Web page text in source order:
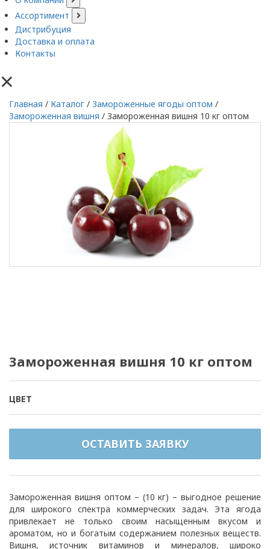
Ассортимент
Дистрибуция
Доставка и оплата
Контакты
×
Главная / Каталог / Замороженные ягоды оптом /
Замороженная вишня / Замороженная вишня 10 кг оптом
Замороженная вишня 10 кг оптом
ЦВЕТ
ОСТАВИТЬ ЗАЯВКУ
Замороженная вишня оптом – (10 кг) – выгодное решение
для широкого спектра коммерческих задач. Эта ягода
привлекает не только своим насыщенным вкусом и
ароматом, но и богатым содержанием полезных веществ.
Вишня, источник витаминов и минералов, широко